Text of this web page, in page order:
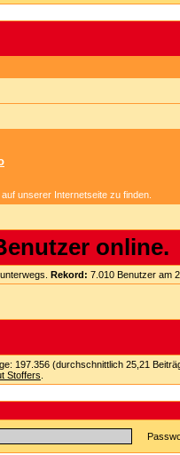
unserer Internetseite zu finden.
online.
Rekord: 7.010 Benutzer am
197.356 (durchschnittlich 25,21
Stoffers